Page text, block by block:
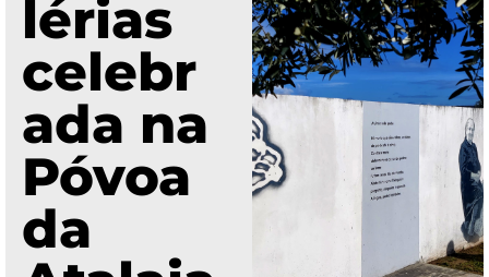
lérias
celebr
ada na
Póvoa
da